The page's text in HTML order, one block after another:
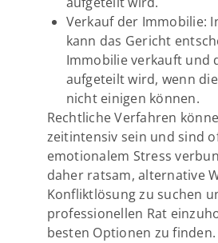
Verkauf der Immobilie:
kann das Gericht
Immobilie verkauft und
aufgeteilt wird, wenn
nicht einigen können.
Rechtliche Verfahren
zeitintensiv sein und sind
emotionalem Stress
daher ratsam, alternative
Konfliktlösung zu suchen
professionellen Rat
besten Optionen zu finden.